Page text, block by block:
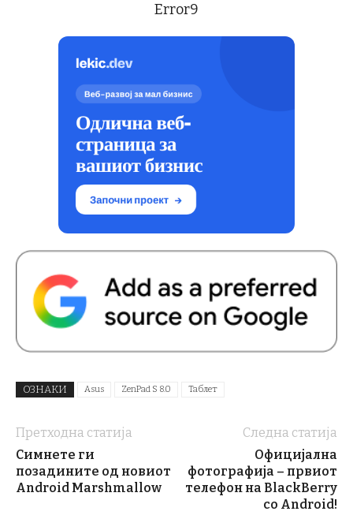
Error9
ОЗНАКИ Asus ZenPad S 8.0 Таблет
Претходна статија
Симнете ги
позадините од новиот
Android Marshmallow
Следна статија
Официјална
фотографија – првиот
телефон на BlackBerry
со Android!